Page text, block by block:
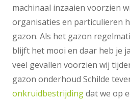
machinaal inzaaien voorzien
organisaties en particulieren
gazon. Als het gazon
blijft het mooi en daar heb je
veel gevallen voorzien wij
gazon onderhoud Schilde
onkruidbestrijdingdat we op